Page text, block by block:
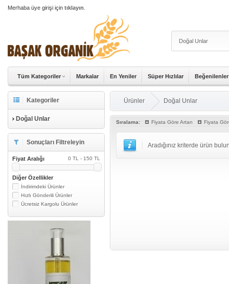
Merhaba üye girişi için tıklayın
Tüm Kategoriler Markalar En Yeniler Süper Hızlılar Beğenilenler
Kategoriler
Doğal Unlar
Sonuçları Filtreleyin
Fiyat Aralığı 0 TL - 150 TL
Diğer Özellikler
İndirimdeki Ürünler
Hızlı Gönderili Ürünler
Ücretsiz Kargolu Ürünler
Ürünler Doğal Unlar
Sıralama: Fiyata Göre Artan Fiyata
Aradığınız kriterde ürün